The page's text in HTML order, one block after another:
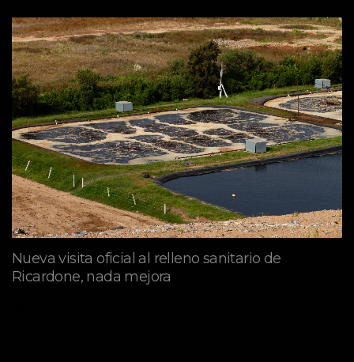
Nueva visita oficial al relleno sanitario de
Ricardone, nada mejora